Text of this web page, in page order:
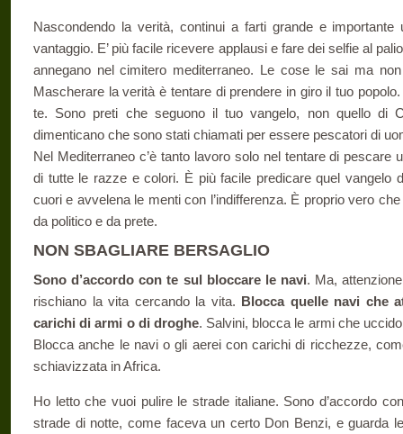
Nascondendo la verità, continui a farti grande e
vantaggio. E’ più facile ricevere applausi e fare dei selfie al
annegano nel cimitero mediterraneo. Le cose le sai ma
Mascherare la verità è tentare di prendere in giro il tuo
te. Sono preti che seguono il tuo vangelo, non quello di
dimenticano che sono stati chiamati per essere pescatori di
Nel Mediterraneo c’è tanto lavoro solo nel tentare di pescare
di tutte le razze e colori. È più facile predicare quel vangelo
cuori e avvelena le menti con l’indifferenza. È proprio vero
da politico e da prete.
NON SBAGLIARE BERSAGLIO
Sono d’accordo con te sul bloccare le navi. Ma,
rischiano la vita cercando la vita. Blocca quelle navi che
carichi di armi o di droghe. Salvini, blocca le armi che
Blocca anche le navi o gli aerei con carichi di ricchezze,
schiavizzata in Africa.
Ho letto che vuoi pulire le strade italiane. Sono d’accordo
strade di notte, come faceva un certo Don Benzi, e guarda